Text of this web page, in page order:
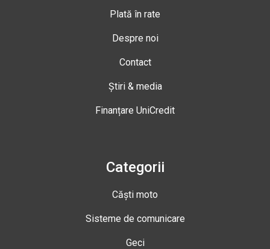
Plată în rate
Despre noi
Contact
Știri & media
Finanțare UniCredit
Categorii
Căști moto
Sisteme de comunicare
Geci